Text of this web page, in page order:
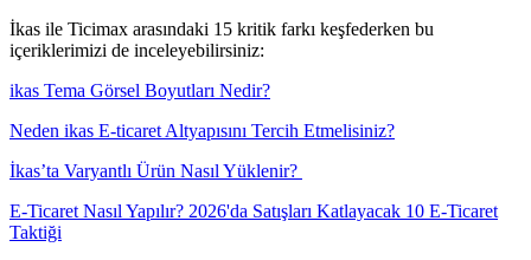
İkas ile Ticimax arasındaki 15 kritik farkı keşfederken bu
içeriklerimizi de inceleyebilirsiniz:
ikas Tema Görsel Boyutları Nedir?
Neden ikas E-ticaret Altyapısını Tercih Etmelisiniz?
İkas’ta Varyantlı Ürün Nasıl Yüklenir?
E-Ticaret Nasıl Yapılır? 2026'da Satışları Katlayacak 10 E-Ticaret
Taktiği